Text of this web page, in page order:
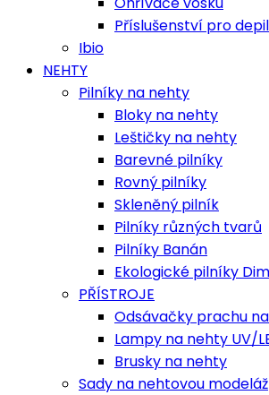
Příslušenství pro
Ibio
NEHTY
Pilníky na nehty
Bloky na nehty
Leštičky na nehty
Barevné pilníky
Rovný pilníky
Skleněný pilník
Pilníky různých tvarů
Pilníky Banán
Ekologické pilníky
PŘÍSTROJE
Odsávačky prachu
Lampy na nehty UV/
Brusky na nehty
Sady na nehtovou modeláž